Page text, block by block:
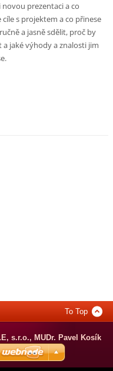
prezentaci a co
s projektem a co přinese
a jasně sdělit, proč by
jaké výhody a znalosti jim
To Top
s.r.o., MUDr. Pavel Kosík